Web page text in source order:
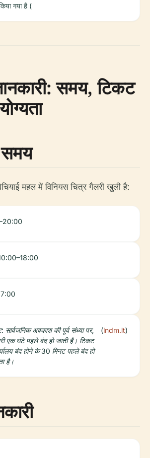
गया है (
समय, टिकट
महल में विनियस चित्र गैलरी खुली है:
सार्वजनिक अवकाश की पूर्व संध्या पर,
एक घंटे पहले बंद हो जाती है। टिकट
बंद होने के 30 मिनट पहले बंद हो
है।
(lndm.lt)